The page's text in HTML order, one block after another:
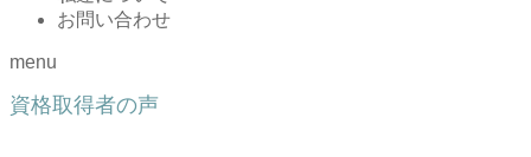
お問い合わせ
menu
資格取得者の声